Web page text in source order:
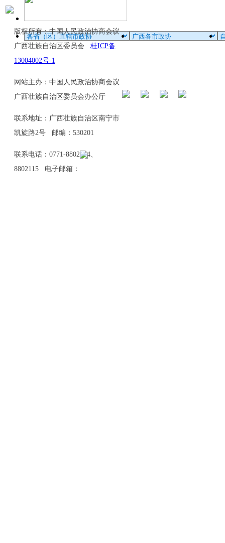
版权所有：中国人民政治协商会议
广西壮族自治区委员会 桂ICP备
13004002号-1
网站主办：中国人民政治协商会议
广西壮族自治区委员会办公厅
联系地址：广西壮族自治区南宁市
凯旋路2号 邮编：530201
联系电话：0771-8802114、
8802115 电子邮箱：